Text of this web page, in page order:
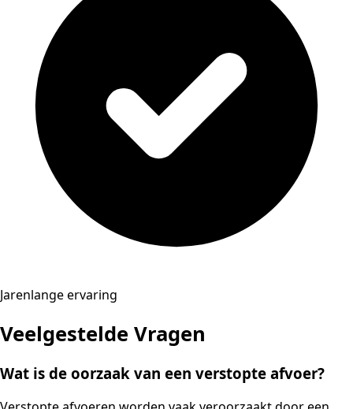
Jarenlange ervaring
Veelgestelde Vragen
Wat is de oorzaak van een verstopte afvoer?